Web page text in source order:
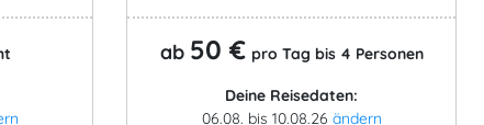
ab 50 € pro Tag bis 4 Personen
Deine Reisedaten:
06.08. bis 10.08.26 ändern